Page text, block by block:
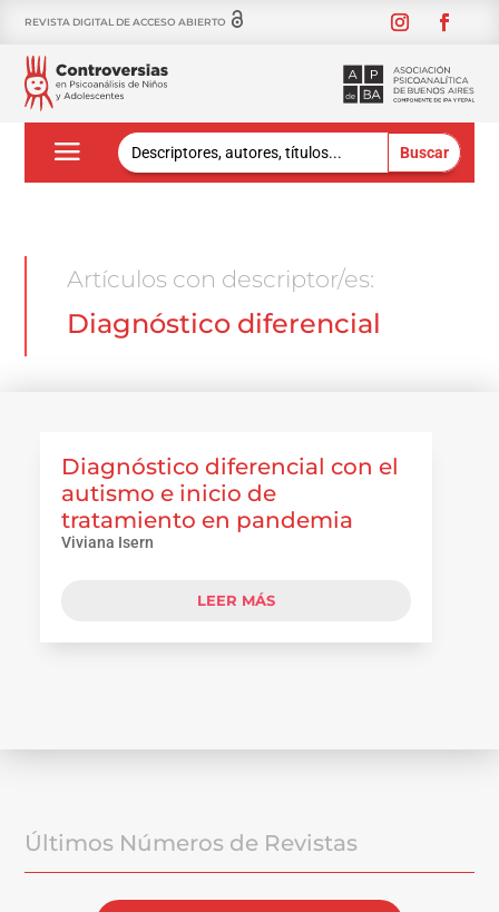
REVISTA DIGITAL DE ACCESO ABIERTO
Buscar:
Artículos con descriptor/es:
Diagnóstico diferencial
Diagnóstico diferencial con el
autismo e inicio de
tratamiento en pandemia
Viviana Isern
LEER MÁS
Últimos Números de Revistas